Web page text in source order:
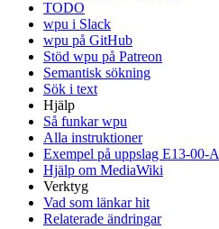
TODO
wpu i Slack
wpu på GitHub
Stöd wpu på Patreon
Semantisk sökning
Sök i text
Hjälp
Så funkar wpu
Alla instruktioner
Exempel på uppslag E13-00-A
Hjälp om MediaWiki
Verktyg
Vad som länkar hit
Relaterade ändringar